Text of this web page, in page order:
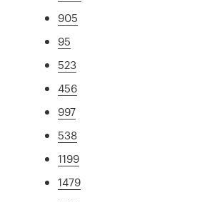
905
95
523
456
997
538
1199
1479